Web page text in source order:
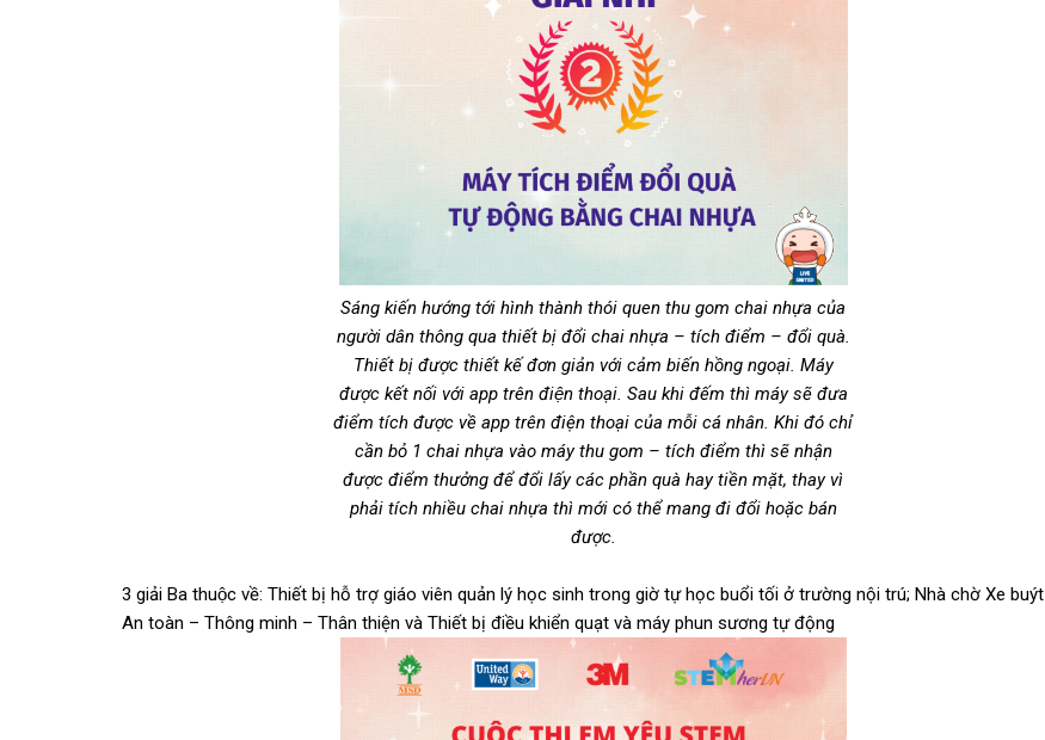
Sáng kiến hướng tới hình thành thói quen thu gom chai nhựa của
người dân thông qua thiết bị đổi chai nhựa – tích điểm – đổi quà.
Thiết bị được thiết kế đơn giản với cảm biến hồng ngoại. Máy
được kết nối với app trên điện thoại. Sau khi đếm thì máy sẽ đưa
điểm tích được về app trên điện thoại của mỗi cá nhân. Khi đó chỉ
cần bỏ 1 chai nhựa vào máy thu gom – tích điểm thì sẽ nhận
được điểm thưởng để đổi lấy các phần quà hay tiền mặt, thay vì
phải tích nhiều chai nhựa thì mới có thể mang đi đổi hoặc bán
được.
3 giải Ba thuộc về: Thiết bị hỗ trợ giáo viên quản lý học sinh trong giờ tự học buổi tối ở trường nội trú; Nhà chờ Xe buýt
An toàn – Thông minh – Thân thiện và Thiết bị điều khiển quạt và máy phun sương tự động